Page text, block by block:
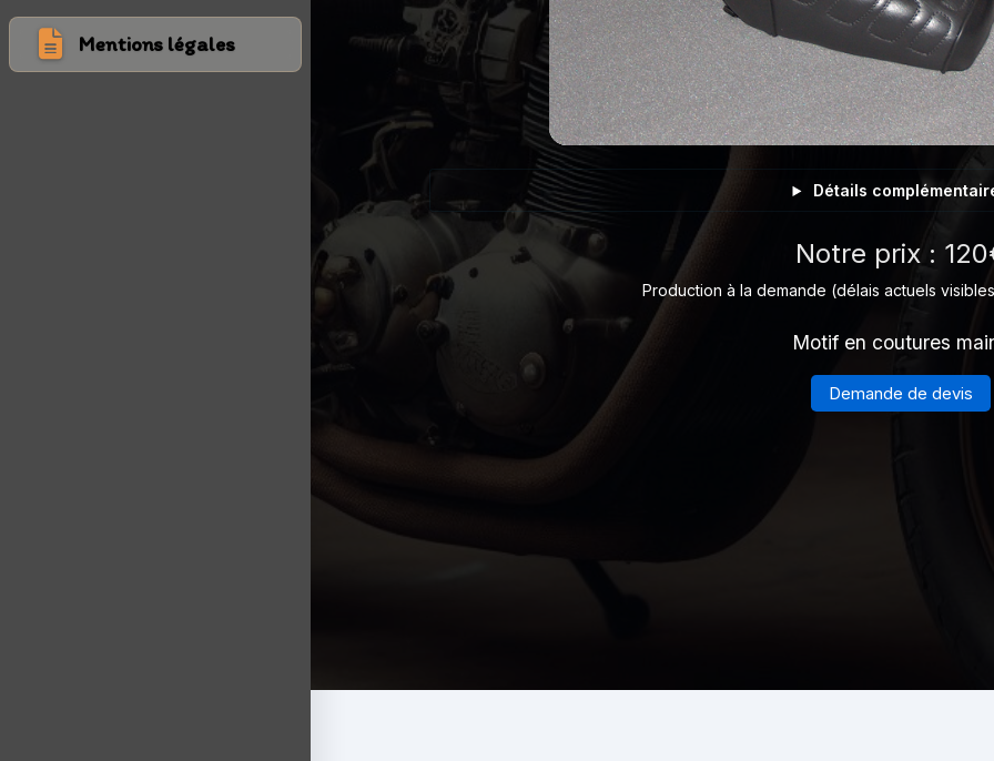
Mentions légales
Détails
Notre prix :
Production à la demande (délais actuels
Motif en coutures
Demande de devis